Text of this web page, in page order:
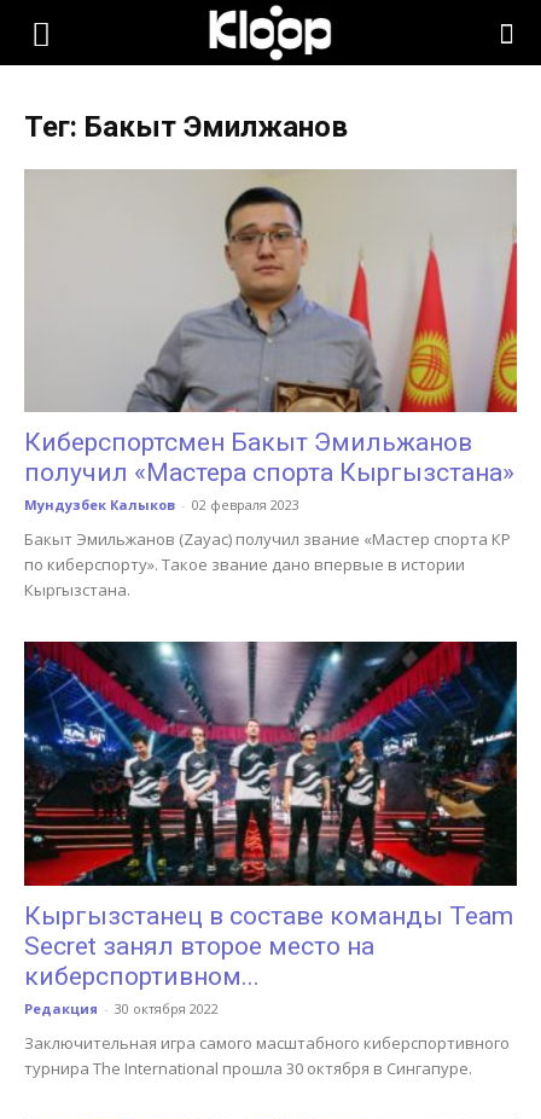
KLOOP.KG
Тег: Бакыт Эмилжанов
Киберспортсмен Бакыт Эмильжанов
получил «Мастера спорта Кыргызстана»
Мундузбек Калыков - 02 февраля 2023
Бакыт Эмильжанов (Zayac) получил звание «Мастер спорта КР
по киберспорту». Такое звание дано впервые в истории
Кыргызстана.
Кыргызстанец в составе команды Team
Secret занял второе место на
киберспортивном...
Редакция - 30 октября 2022
Заключительная игра самого масштабного киберспортивного
турнира The International прошла 30 октября в Сингапуре.